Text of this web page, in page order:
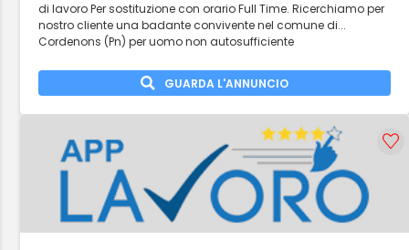
di lavoro Per sostituzione con orario Full Time. Ricerchiamo per
nostro cliente una badante convivente nel comune di...
Cordenons (Pn) per uomo non autosufficiente
GUARDA L'ANNUNCIO